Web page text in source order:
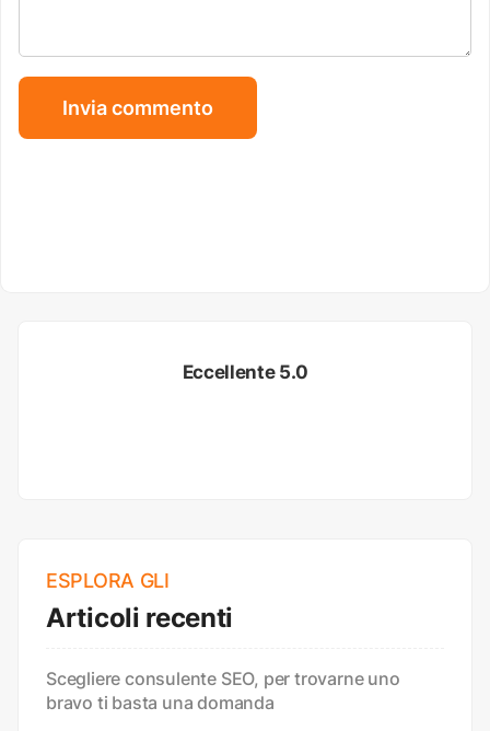
Eccellente 5.0
ESPLORA GLI
Articoli recenti
Scegliere consulente SEO, per trovarne uno
bravo ti basta una domanda